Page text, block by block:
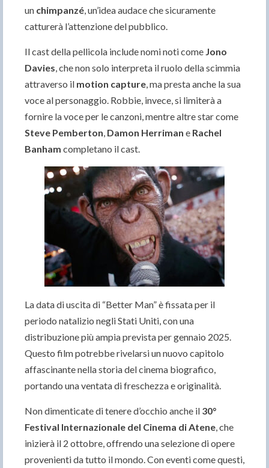
un chimpanzé, un’idea audace che sicuramente
catturerà l’attenzione del pubblico.
Il cast della pellicola include nomi noti come Jono
Davies, che non solo interpreta il ruolo della scimmia
attraverso il motion capture, ma presta anche la sua
voce al personaggio. Robbie, invece, si limiterà a
fornire la voce per le canzoni, mentre altre star come
Steve Pemberton, Damon Herriman e Rachel
Banham completano il cast.
La data di uscita di “Better Man” è fissata per il
periodo natalizio negli Stati Uniti, con una
distribuzione più ampia prevista per gennaio 2025.
Questo film potrebbe rivelarsi un nuovo capitolo
affascinante nella storia del cinema biografico,
portando una ventata di freschezza e originalità.
Non dimenticate di tenere d’occhio anche il 30°
Festival Internazionale del Cinema di Atene, che
inizierà il 2 ottobre, offrendo una selezione di opere
provenienti da tutto il mondo. Con eventi come questi,